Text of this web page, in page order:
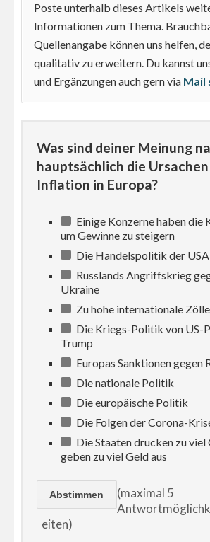
Poste unterhalb dieses Artikels
Informationen zum Thema.
Quellenangabe können uns helfen,
qualitativ zu erweitern. Du kannst
und Ergänzungen auch gern via Mail
Was sind deiner Meinung
hauptsächlich die
Inflation in Europa?
Einige Konzerne haben die
um Gewinne zu steigern
Die Handelspolitik der
Russlands Angriffskrieg
Ukraine
Zu hohe internationale Zölle
Die Kriegs-Politik von US-
Trump
Europas Sanktionen gegen
Die nationale Politik
Die europäische Politik
Die Folgen der Corona-
Die Staaten drucken zu viel
geben zu viel Geld aus
(maximal 5
Antwortmöglichk
eiten)